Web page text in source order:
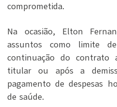
comprometida.
Na ocasião, Elton
assuntos como limite
continuação do contrato
titular ou após a
pagamento de despesas
de saúde.